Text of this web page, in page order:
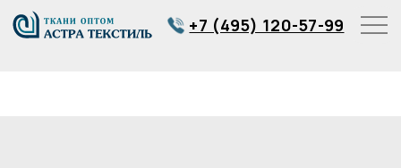
+7 (495) 120-57-99